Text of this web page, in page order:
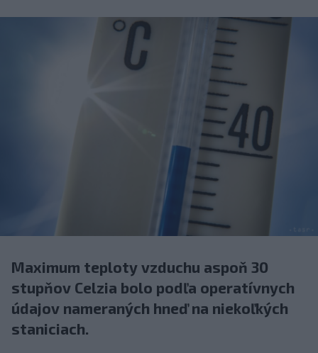
Maximum teploty vzduchu aspoň 30
stupňov Celzia bolo podľa operatívnych
údajov nameraných hneď na niekoľkých
staniciach.